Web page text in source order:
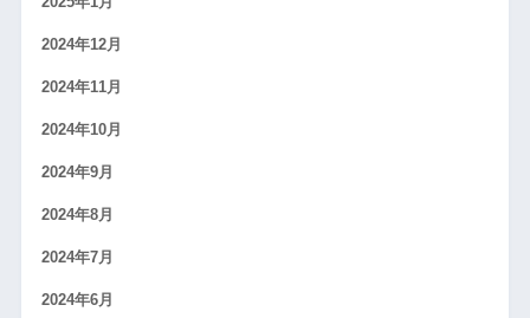
2024年12月
2024年11月
2024年10月
2024年9月
2024年8月
2024年7月
2024年6月